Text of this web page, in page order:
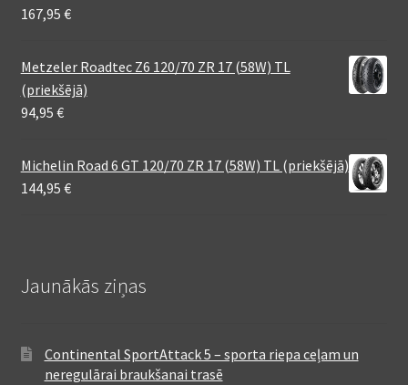
167,95 €
Metzeler Roadtec Z6 120/70 ZR 17 (58W) TL
(priekšējā)
94,95 €
Michelin Road 6 GT 120/70 ZR 17 (58W) TL (priekšējā)
144,95 €
Jaunākās ziņas
Continental SportAttack 5 – sporta riepa ceļam un
neregulārai braukšanai trasē